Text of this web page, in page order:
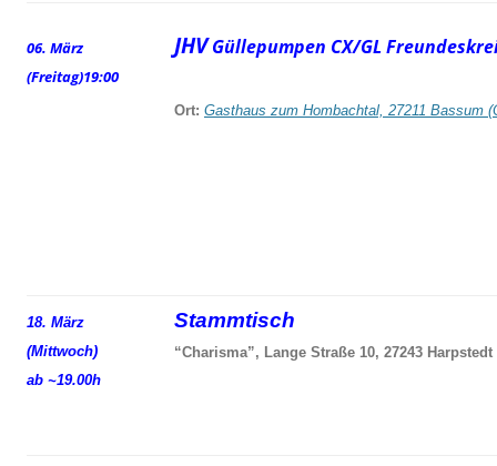
06. März
(Freitag)19:00
JHV Güllepumpen CX/GL
Ort: Gasthaus zum Hombachtal, 27211 Bassum
18. März
(Mittwoch)
ab ~19.00h
Stammtisch
“Charisma”, Lange Straße 10, 27243 Harpstedt